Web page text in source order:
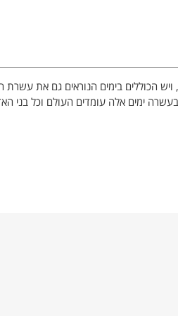
, ויש הכוללים בימים הנוראים גם את
ימים אלה עומדים העולם וכל בני